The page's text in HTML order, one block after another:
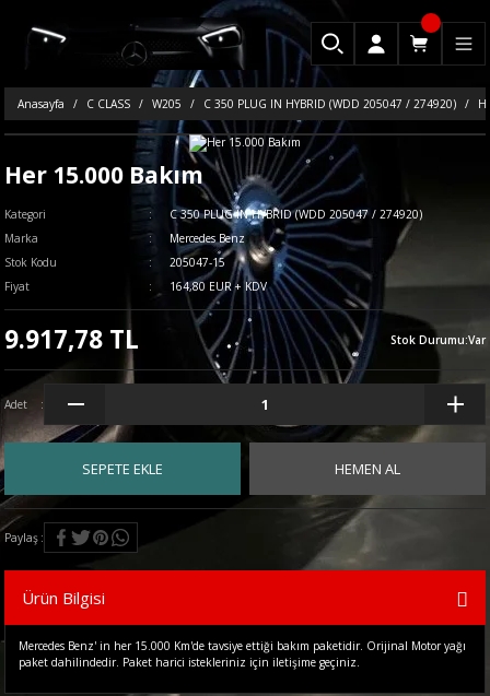
Anasayfa C CLASS W205 C 350 PLUG IN HYBRID (WDD 205047 / 274920)
Her 15.000 Bakım
Kategori
C 350 PLUG IN HYBRID (WDD 205047 / 274920)
Marka
Mercedes Benz
Stok Kodu
205047-15
Fiyat
164,80 EUR + KDV
9.917,78 TL Stok Durumu:Var
Adet
SEPETE EKLE HEMEN AL
Paylaş
Ürün Bilgisi
Mercedes Benz' in her 15.000 Km'de tavsiye ettiği bakım paketidir. Orijinal Motor yağı
paket dahilindedir. Paket harici istekleriniz için iletişime geçiniz.